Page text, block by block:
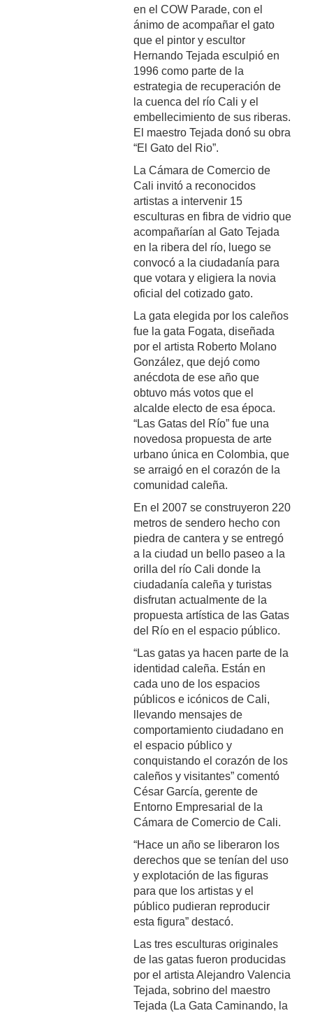
en el COW Parade, con el
ánimo de acompañar el gato
que el pintor y escultor
Hernando Tejada esculpió en
1996 como parte de la
estrategia de recuperación de
la cuenca del río Cali y el
embellecimiento de sus riberas.
El maestro Tejada donó su obra
“El Gato del Rio”.
La Cámara de Comercio de
Cali invitó a reconocidos
artistas a intervenir 15
esculturas en fibra de vidrio que
acompañarían al Gato Tejada
en la ribera del río, luego se
convocó a la ciudadanía para
que votara y eligiera la novia
oficial del cotizado gato.
La gata elegida por los caleños
fue la gata Fogata, diseñada
por el artista Roberto Molano
González, que dejó como
anécdota de ese año que
obtuvo más votos que el
alcalde electo de esa época.
“Las Gatas del Río” fue una
novedosa propuesta de arte
urbano única en Colombia, que
se arraigó en el corazón de la
comunidad caleña.
En el 2007 se construyeron 220
metros de sendero hecho con
piedra de cantera y se entregó
a la ciudad un bello paseo a la
orilla del río Cali donde la
ciudadanía caleña y turistas
disfrutan actualmente de la
propuesta artística de las Gatas
del Río en el espacio público.
“Las gatas ya hacen parte de la
identidad caleña. Están en
cada uno de los espacios
públicos e icónicos de Cali,
llevando mensajes de
comportamiento ciudadano en
el espacio público y
conquistando el corazón de los
caleños y visitantes” comentó
César García, gerente de
Entorno Empresarial de la
Cámara de Comercio de Cali.
“Hace un año se liberaron los
derechos que se tenían del uso
y explotación de las figuras
para que los artistas y el
público pudieran reproducir
esta figura” destacó.
Las tres esculturas originales
de las gatas fueron producidas
por el artista Alejandro Valencia
Tejada, sobrino del maestro
Tejada (La Gata Caminando, la